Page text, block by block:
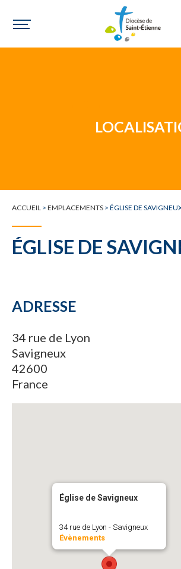
ACCUEIL > EMPLACEMENTS > ÉGLISE DE
ÉGLISE DE
ADRESSE
34 rue de Lyon
Savigneux
42600
France
Église de Savigneux
34 rue de Lyon - Savigneux
Évènements